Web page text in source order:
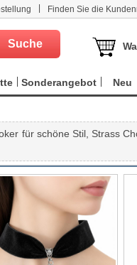
Finden Sie die
Sonderangebot Neu
für schöne Stil, Strass